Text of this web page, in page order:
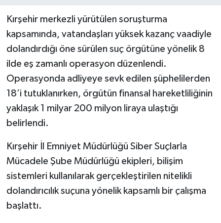
Kırşehir merkezli yürütülen soruşturma
kapsamında, vatandaşları yüksek kazanç vaadiyle
dolandırdığı öne sürülen suç örgütüne yönelik 8
ilde eş zamanlı operasyon düzenlendi.
Operasyonda adliyeye sevk edilen şüphelilerden
18’i tutuklanırken, örgütün finansal hareketliliğinin
yaklaşık 1 milyar 200 milyon liraya ulaştığı
belirlendi.
Kırşehir İl Emniyet Müdürlüğü Siber Suçlarla
Mücadele Şube Müdürlüğü ekipleri, bilişim
sistemleri kullanılarak gerçekleştirilen nitelikli
dolandırıcılık suçuna yönelik kapsamlı bir çalışma
başlattı.